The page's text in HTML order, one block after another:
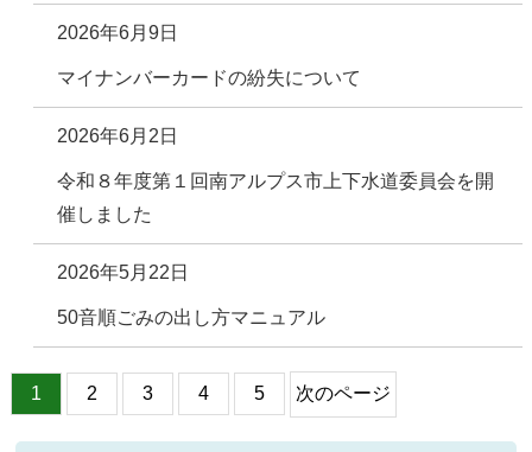
2026年6月9日
マイナンバーカードの紛失について
2026年6月2日
令和８年度第１回南アルプス市上下水道委員会を開
催しました
2026年5月22日
50音順ごみの出し方マニュアル
1 2 3 4 5 次のページ